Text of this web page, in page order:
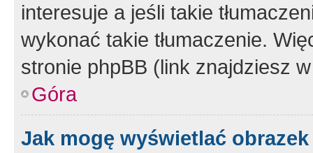
interesuje a jeśli takie
wykonać takie tłumaczenie.
stronie phpBB (link znajdziesz
Góra
Jak mogę wyświetlać